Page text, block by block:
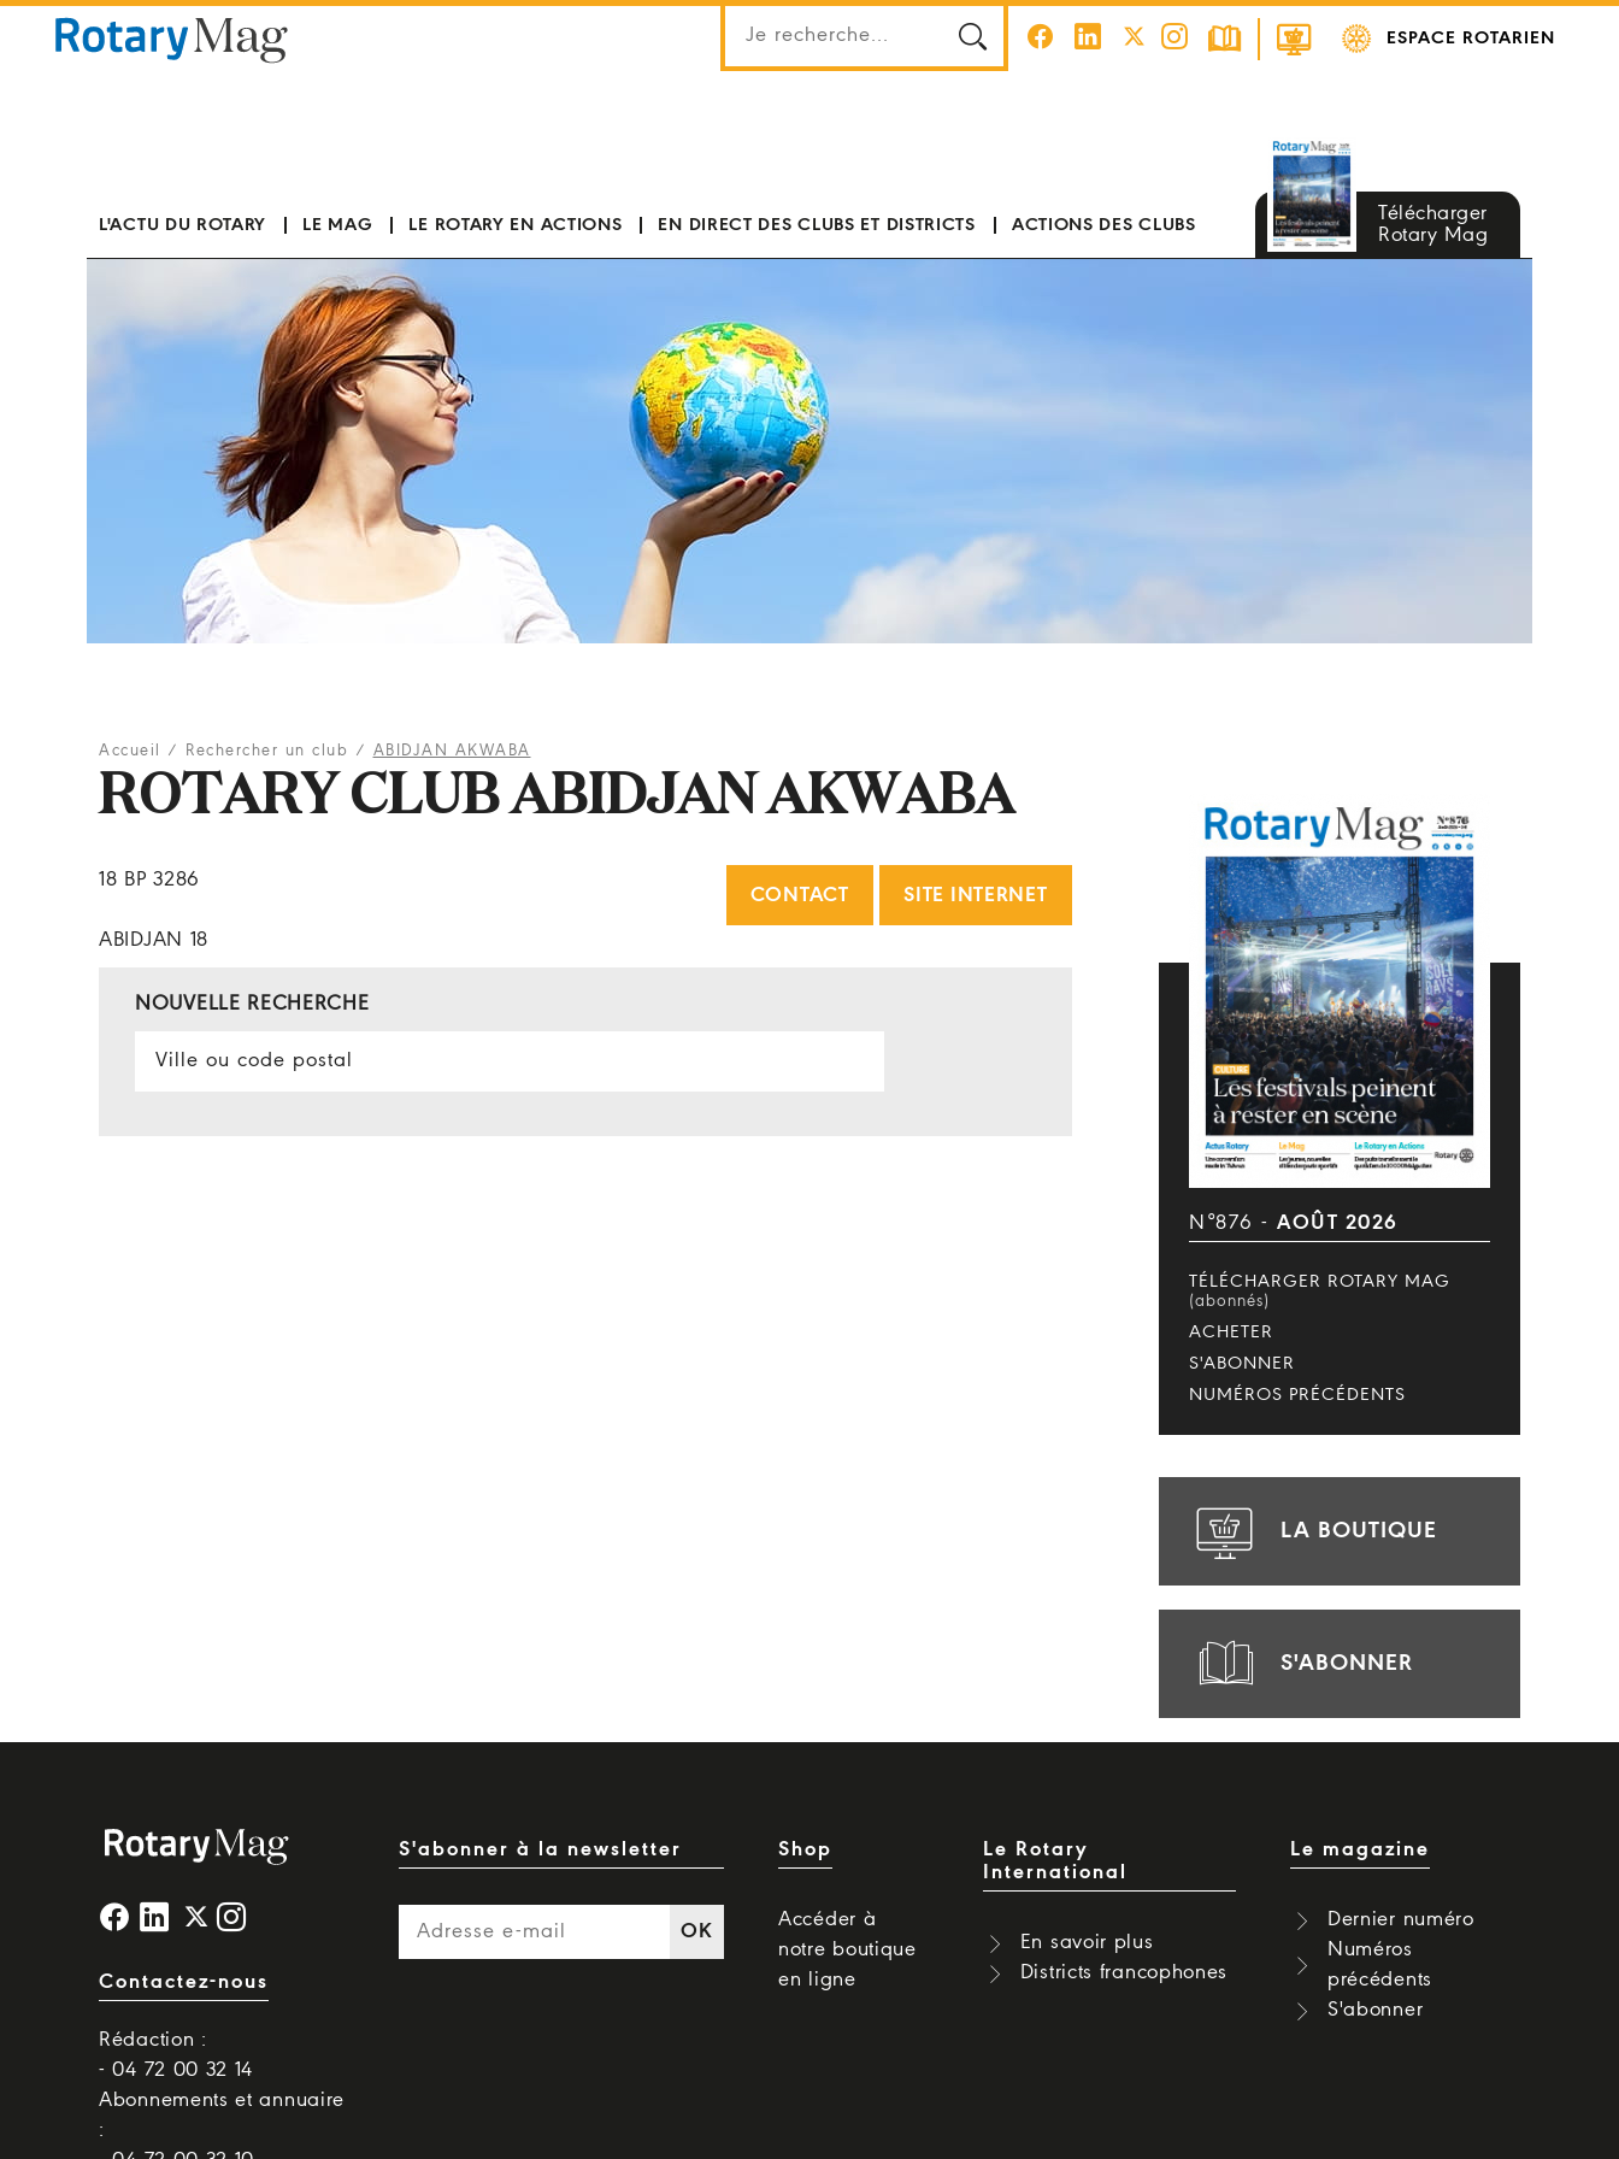
ESPACE ROTARIEN
L'ACTU DU ROTARY LE MAG LE ROTARY EN ACTIONS EN DIRECT DES CLUBS ET DISTRICTS ACTIONS DES CLUBS
Télécharger
Rotary Mag
Accueil / Rechercher un club / ABIDJAN AKWABA
ROTARY CLUB ABIDJAN AKWABA
18 BP 3286
ABIDJAN 18
CONTACT SITE INTERNET
NOUVELLE RECHERCHE
N°876 - AOÛT 2026
TÉLÉCHARGER ROTARY MAG
(abonnés)
ACHETER
S'ABONNER
NUMÉROS PRÉCÉDENTS
LA BOUTIQUE
S'ABONNER
Contactez-nous
Rédaction :
- 04 72 00 32 14
Abonnements et annuaire
:
S'abonner à la newsletter
OK
Shop
Accéder à
notre boutique
en ligne
Le Rotary
International
En savoir plus
Districts francophones
Le magazine
Dernier numéro
Numéros
précédents
S'abonner
Panneau de gestion des cookies